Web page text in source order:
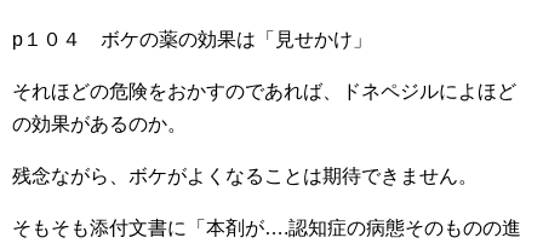
p１０４ ボケの薬の効果は「見せかけ」
それほどの危険をおかすのであれば、ドネペジルによほど
の効果があるのか。
残念ながら、ボケがよくなることは期待できません。
そもそも添付文書に「本剤が….認知症の病態そのものの進